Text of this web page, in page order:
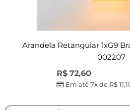
Arandela Retangular 1xG9
002207
R$72,60
Em até 7x de R$